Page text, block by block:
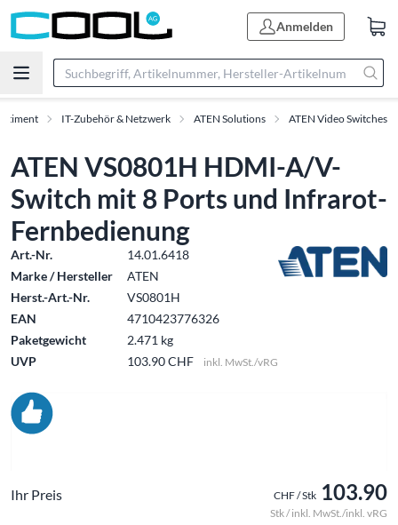
Anmelden
IT-Zubehör & Netzwerk ATEN Solutions ATEN Video Switches
ATEN VS0801H HDMI-A/V-
Switch mit 8 Ports und Infrarot-
Fernbedienung
Art.-Nr.
14.01.6418
Marke / Hersteller
ATEN
Herst.-Art.-Nr.
VS0801H
EAN
4710423776326
Paketgewicht
2.471 kg
UVP
103.90 CHF inkl. MwSt./vRG
Ihr Preis CHF / Stk 103.90
Stk / inkl. MwSt./inkl. vRG